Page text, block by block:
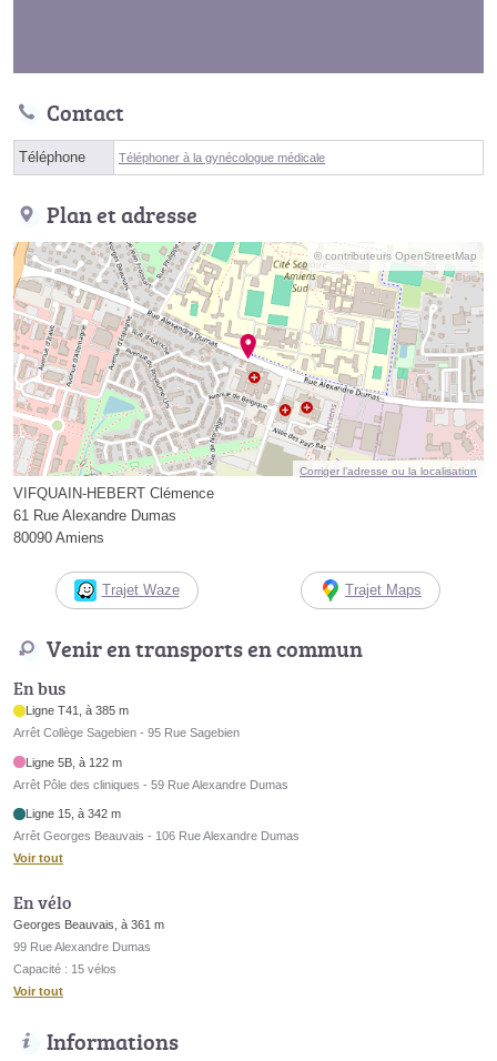
Contact
Téléphone Téléphoner à la gynécologue médicale
Plan et adresse
© contributeurs OpenStreetMap
Corriger l’adresse ou la localisation
VIFQUAIN-HEBERT Clémence
61 Rue Alexandre Dumas
80090 Amiens
Trajet Waze Trajet Maps
Venir en transports en commun
En bus
Ligne T41, à 385 m
Arrêt Collège Sagebien - 95 Rue Sagebien
Ligne 5B, à 122 m
Arrêt Pôle des cliniques - 59 Rue Alexandre Dumas
Ligne 15, à 342 m
Arrêt Georges Beauvais - 106 Rue Alexandre Dumas
Voir tout
En vélo
Georges Beauvais, à 361 m
99 Rue Alexandre Dumas
Capacité : 15 vélos
Voir tout
Informations